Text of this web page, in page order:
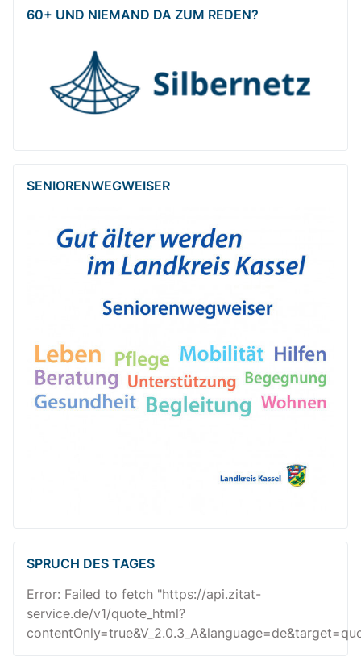
60+ UND NIEMAND DA ZUM REDEN?
SENIOREN­WEG­WEISER
SPRUCH DES TAGES
Error: Failed to fetch "https://api.zitat-
service.de/v1/quote_html?